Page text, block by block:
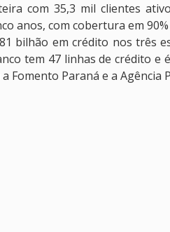
com 35,3 mil clientes
anos, com cobertura em
bilhão em crédito nos três
tem 47 linhas de crédito
Fomento Paraná e a Agência